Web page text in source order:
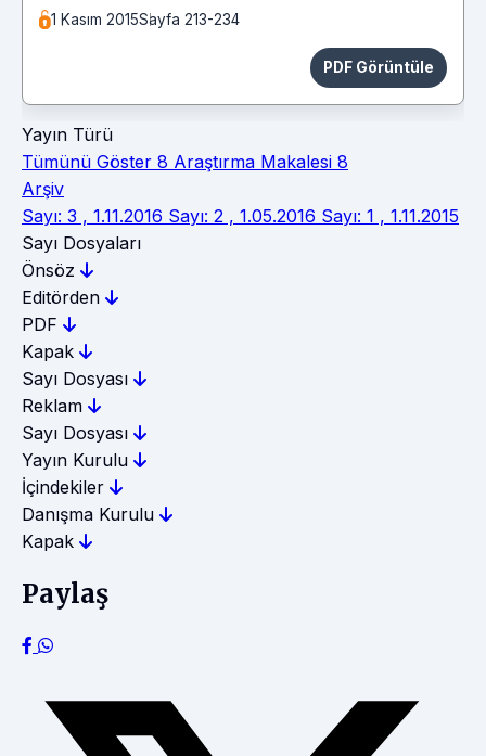
1 Kasım 2015Sayfa 213-234
PDF Görüntüle
Yayın Türü
Tümünü Göster 8 Araştırma Makalesi 8
Arşiv
Sayı: 3 , 1.11.2016 Sayı: 2 , 1.05.2016 Sayı: 1 , 1.11.2015
Sayı Dosyaları
Önsöz
Editörden
PDF
Kapak
Sayı Dosyası
Reklam
Sayı Dosyası
Yayın Kurulu
İçindekiler
Danışma Kurulu
Kapak
Paylaş